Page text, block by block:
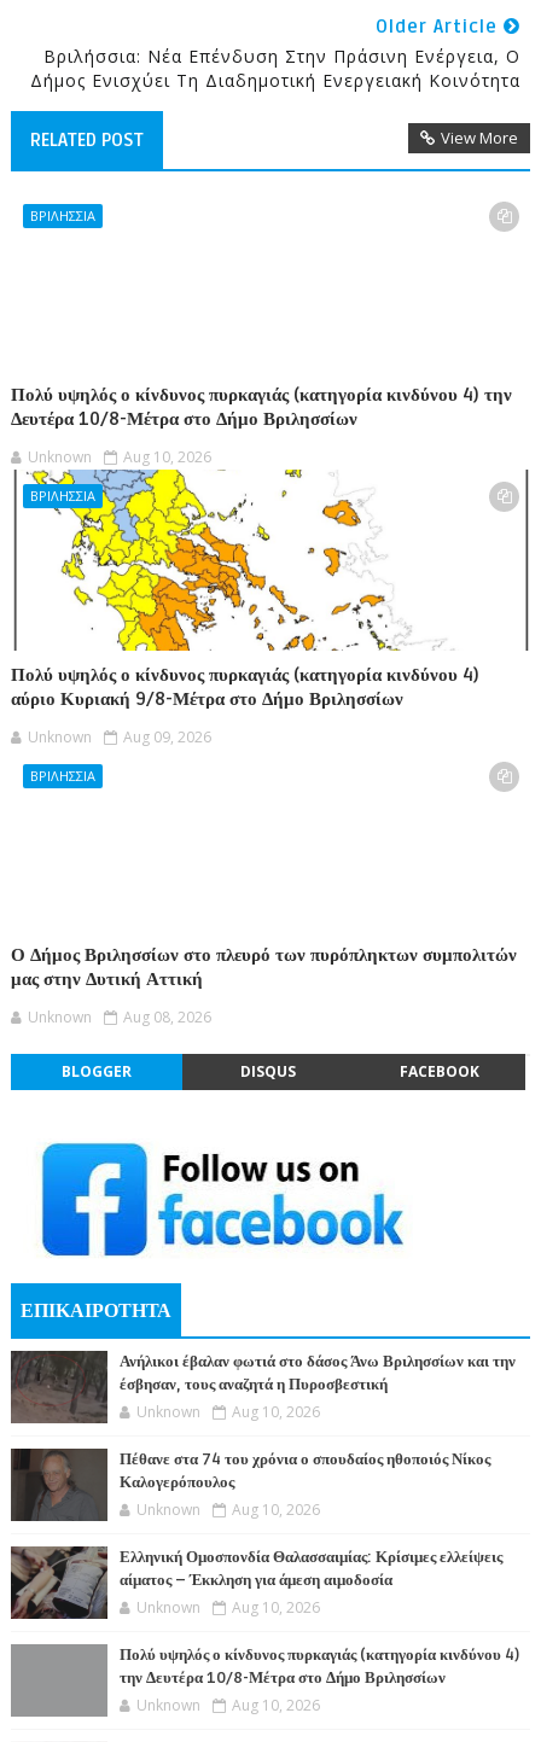
Older Article
Βριλήσσια: Νέα Επένδυση Στην Πράσινη Ενέργεια, Ο
Δήμος Ενισχύει Τη Διαδημοτική Ενεργειακή Κοινότητα
RELATED POST View More
ΒΡΙΛΗΣΣΙΑ
Πολύ υψηλός ο κίνδυνος πυρκαγιάς (κατηγορία κινδύνου 4) την
Δευτέρα 10/8-Μέτρα στο Δήμο Βριλησσίων
Unknown Aug 10, 2026
ΒΡΙΛΗΣΣΙΑ
Πολύ υψηλός ο κίνδυνος πυρκαγιάς (κατηγορία κινδύνου 4)
αύριο Κυριακή 9/8-Μέτρα στο Δήμο Βριλησσίων
Unknown Aug 09, 2026
ΒΡΙΛΗΣΣΙΑ
Ο Δήμος Βριλησσίων στο πλευρό των πυρόπληκτων συμπολιτών
μας στην Δυτική Αττική
Unknown Aug 08, 2026
BLOGGER DISQUS FACEBOOK
ΕΠΙΚΑΙΡΟΤΗΤΑ
Ανήλικοι έβαλαν φωτιά στο δάσος Άνω Βριλησσίων και την
έσβησαν, τους αναζητά η Πυροσβεστική
Unknown Aug 10, 2026
Πέθανε στα 74 του χρόνια ο σπουδαίος ηθοποιός Νίκος
Καλογερόπουλος
Unknown Aug 10, 2026
Ελληνική Ομοσπονδία Θαλασσαιμίας: Κρίσιμες ελλείψεις
αίματος – Έκκληση για άμεση αιμοδοσία
Unknown Aug 10, 2026
Πολύ υψηλός ο κίνδυνος πυρκαγιάς (κατηγορία κινδύνου 4)
την Δευτέρα 10/8-Μέτρα στο Δήμο Βριλησσίων
Unknown Aug 10, 2026